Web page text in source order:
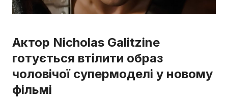
Актор Nicholas Galitzine
готується втілити образ
чоловічої супермоделі у новому
фільмі